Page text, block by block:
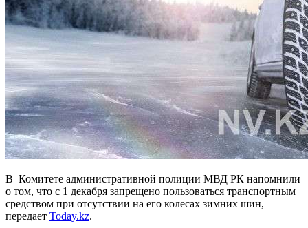
В Комитете административной полиции МВД РК напомнили
о том, что с 1 декабря запрещено пользоваться транспортным
средством при отсутствии на его колесах зимних шин,
передает Today.kz.